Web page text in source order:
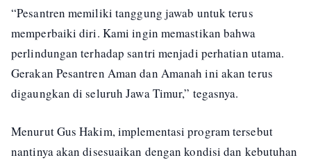
“Pesantren memiliki tanggung jawab untuk terus
memperbaiki diri. Kami ingin memastikan bahwa
perlindungan terhadap santri menjadi perhatian utama.
Gerakan Pesantren Aman dan Amanah ini akan terus
digaungkan di seluruh Jawa Timur,” tegasnya.
Menurut Gus Hakim, implementasi program tersebut
nantinya akan disesuaikan dengan kondisi dan kebutuhan